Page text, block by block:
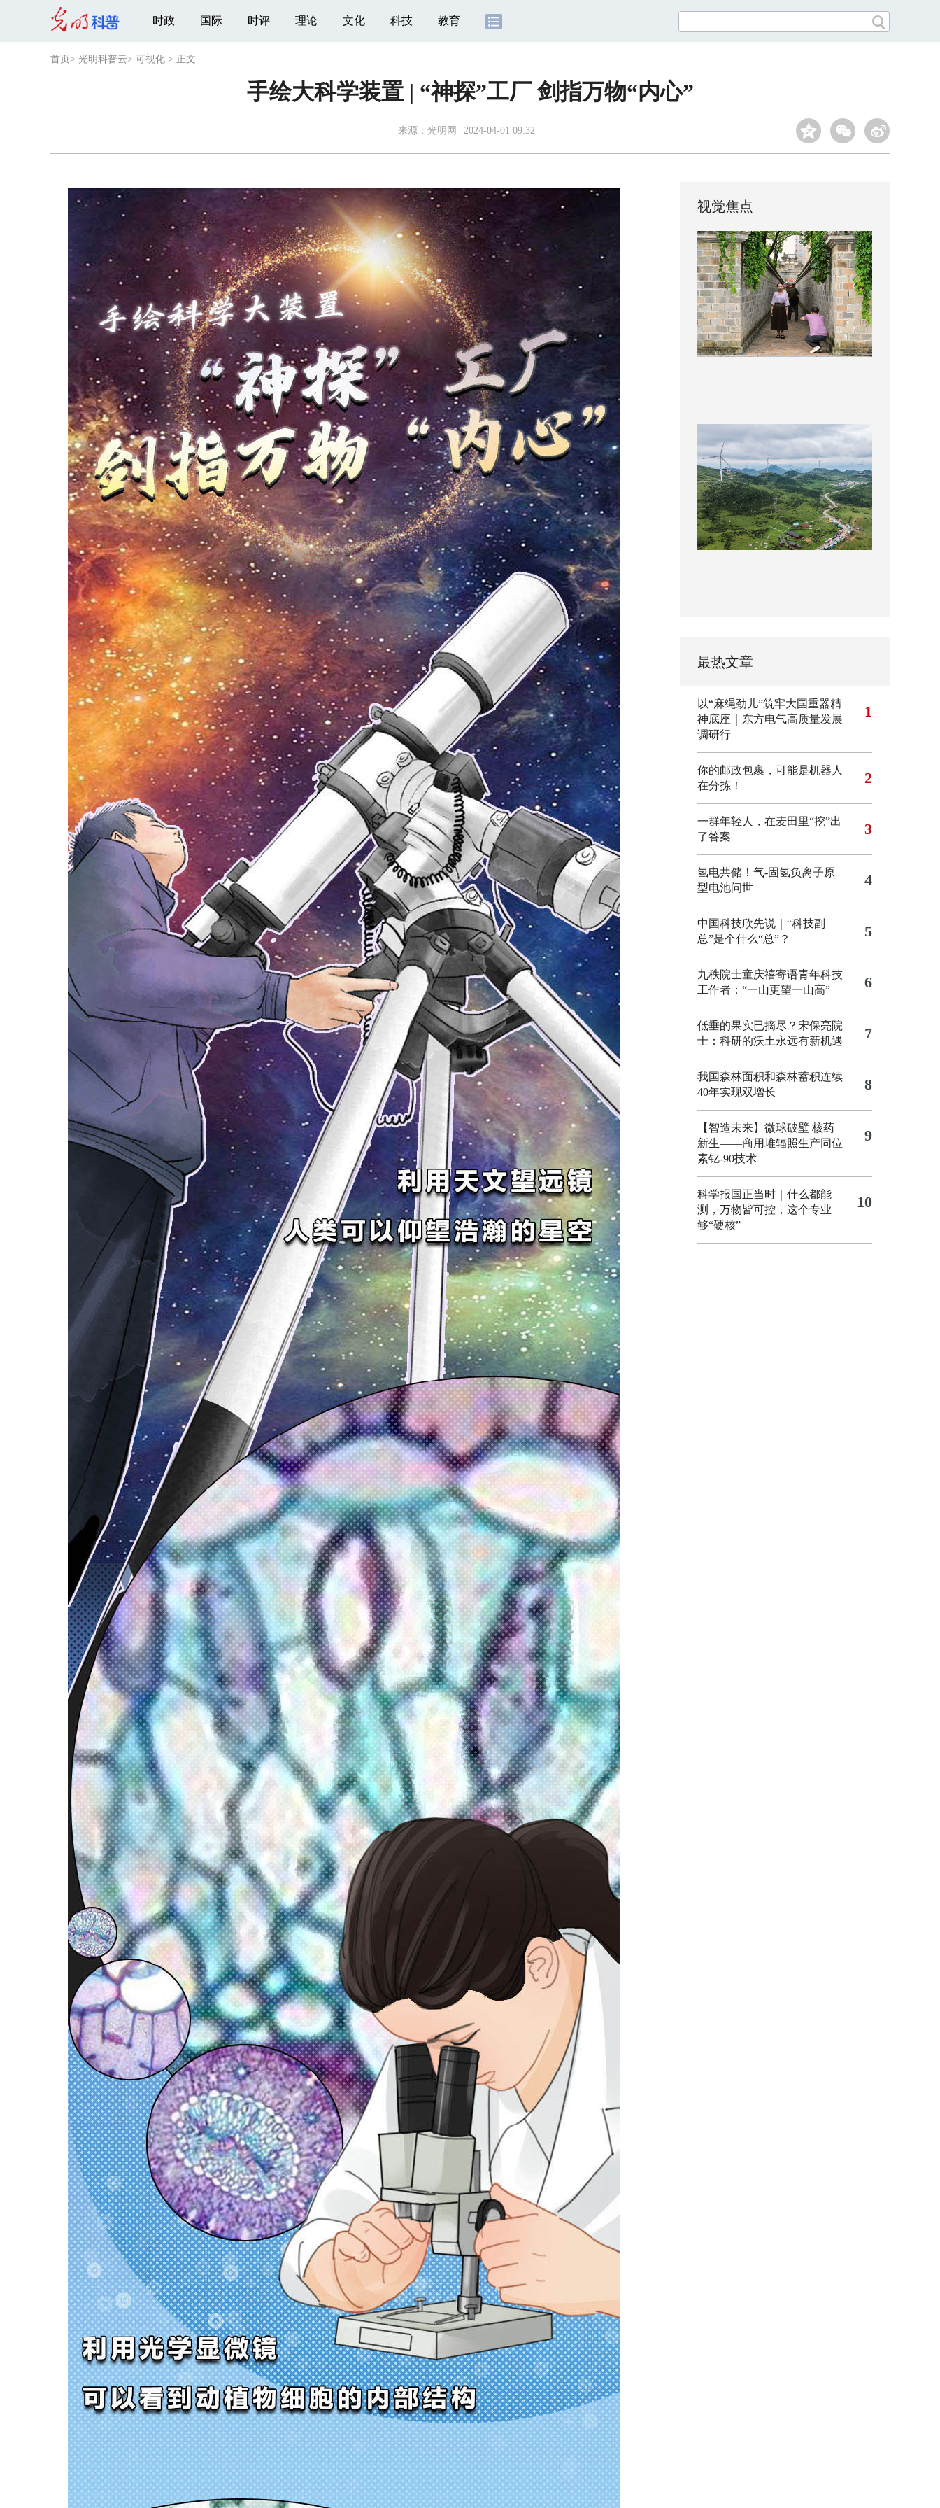
时政 国际 时评 理论 文化 科技 教育
首页 > 光明科普云> 可视化 > 正文
手绘大科学装置 | “神探”工厂 剑指万物“内心”
来源：光明网 2024-04-01 09:32
视觉焦点
最热文章
以“麻绳劲儿”筑牢大国重器精
神底座｜东方电气高质量发展
调研行
1
你的邮政包裹，可能是机器人
在分拣！
2
一群年轻人，在麦田里“挖”出
了答案
3
氢电共储！气-固氢负离子原
型电池问世
4
中国科技欣先说｜“科技副
总”是个什么“总”？
5
九秩院士童庆禧寄语青年科技
工作者：“一山更望一山高”
6
低垂的果实已摘尽？宋保亮院
士：科研的沃土永远有新机遇
7
我国森林面积和森林蓄积连续
40年实现双增长
8
【智造未来】微球破壁 核药
新生——商用堆辐照生产同位
素钇-90技术
9
科学报国正当时｜什么都能
测，万物皆可控，这个专业
够“硬核”
10